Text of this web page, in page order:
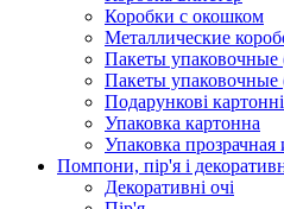
Коробки с окошком
Металлические
Пакеты упаковочные
Пакеты
Подарункові
Упаковка картонна
Упаковка
Помпони, пір'я і
Декоративні очі